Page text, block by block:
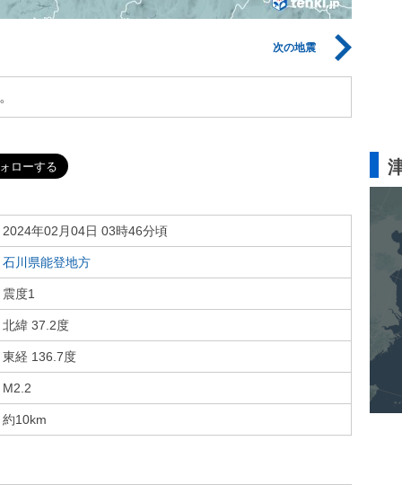
次の地震
2024年02月04日 03時46分頃
石川県能登地方
震度1
北緯 37.2度
東経 136.7度
M2.2
約10km